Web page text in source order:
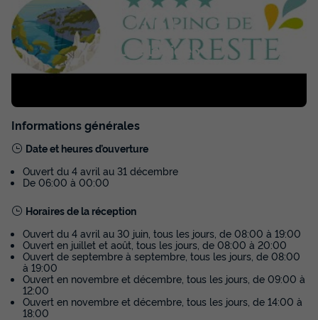
434 €
Voir les disponibilités
MOBILHOME 4 personnes - Figuerolles
Annulation gratuite
Récent
Surface
28m² 4 2 1
Terrasse semi-couverte
Lire la vidéo
Informations générales
Date et heures d’ouverture
Ouvert du 4 avril au 31 décembre
De 06:00 à 00:00
Horaires de la réception
Ouvert du 4 avril au 30 juin, tous les jours, de 08:00 à 19:00
Ouvert en juillet et août, tous les jours, de 08:00 à 20:00
Ouvert de septembre à septembre, tous les jours, de 08:00
à 19:00
Ouvert en novembre et décembre, tous les jours, de 09:00 à
12:00
Ouvert en novembre et décembre, tous les jours, de 14:00 à
18:00